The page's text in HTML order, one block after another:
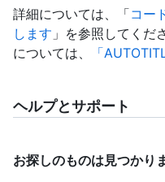
詳細については、「コー
します 」を参照してくだ
については、
「
ヘルプとサポート
お探しのものは見つかり